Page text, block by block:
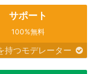
2 時間
ールを高く
サポート
100%無料
持つモデレーター